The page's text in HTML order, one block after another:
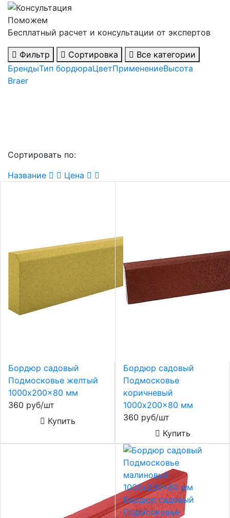
Поможем
Бесплатный расчет и консультации от экспертов
Фильтр Сортировка
Все категории
БрендыТип бордюраЦветПрименениеВысота
Braer
Сортировать по:
Название
Цена
Бордюр садовый
Подмосковье желтый
1000x200x80 мм
360 руб/шт
Купить
Бордюр садовый
Подмосковье
коричневый
1000x200x80 мм
360 руб/шт
Купить
Бордюр садовый
Подмосковье